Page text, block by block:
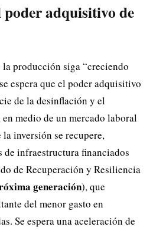
poder adquisitivo de
producción siga “creciendo
espera que el poder adquisitivo
de la desinflación y el
medio de un mercado laboral
inversión se recupere,
de infraestructura financiados
de Recuperación y Resiliencia
generación), que
del menor gasto en
Se espera una aceleración de